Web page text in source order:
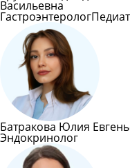
Васильевна
Гастроэнтеролог
Батракова Юлия
Эндокринолог